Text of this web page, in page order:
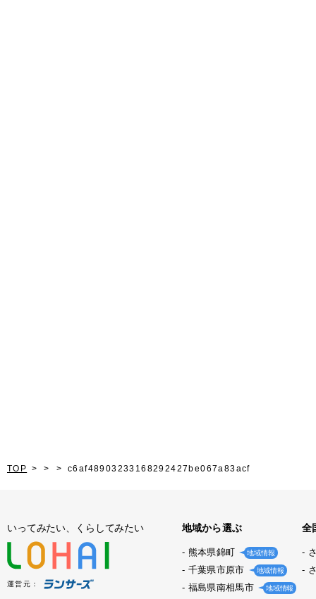
TOP c6af48903233168292427be067a83acf
いってみたい、くらしてみたい
運営元：
地域から選ぶ
熊本県錦町 地域情報
千葉県市原市 地域情報
福島県南相馬市 地域情報
全